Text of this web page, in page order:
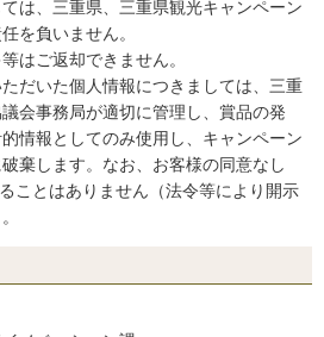
は、三重県、三重県観光キャンペーン
を負いません。
はご返却できません。
だいた個人情報につきましては、三重
会事務局が適切に管理し、賞品の発
情報としてのみ使用し、キャンペーン
棄します。なお、お客様の同意なし
ことはありません（法令等により開示